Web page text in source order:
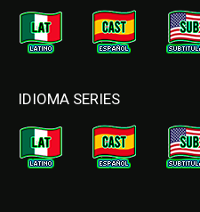
IDIOMA SERIES